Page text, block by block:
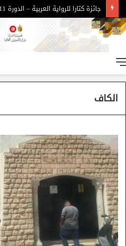
جائزة كتارا للرواية العربية – الدورة 11
الكاف